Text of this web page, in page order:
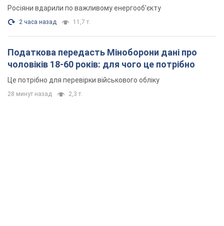
Росіяни вдарили по важливому енергооб'єкту
2 часа назад 11,7 т.
Податкова передасть Міноборони дані про
чоловіків 18-60 років: для чого це потрібно
Це потрібно для перевірки військового обліку
28 минут назад 2,3 т.